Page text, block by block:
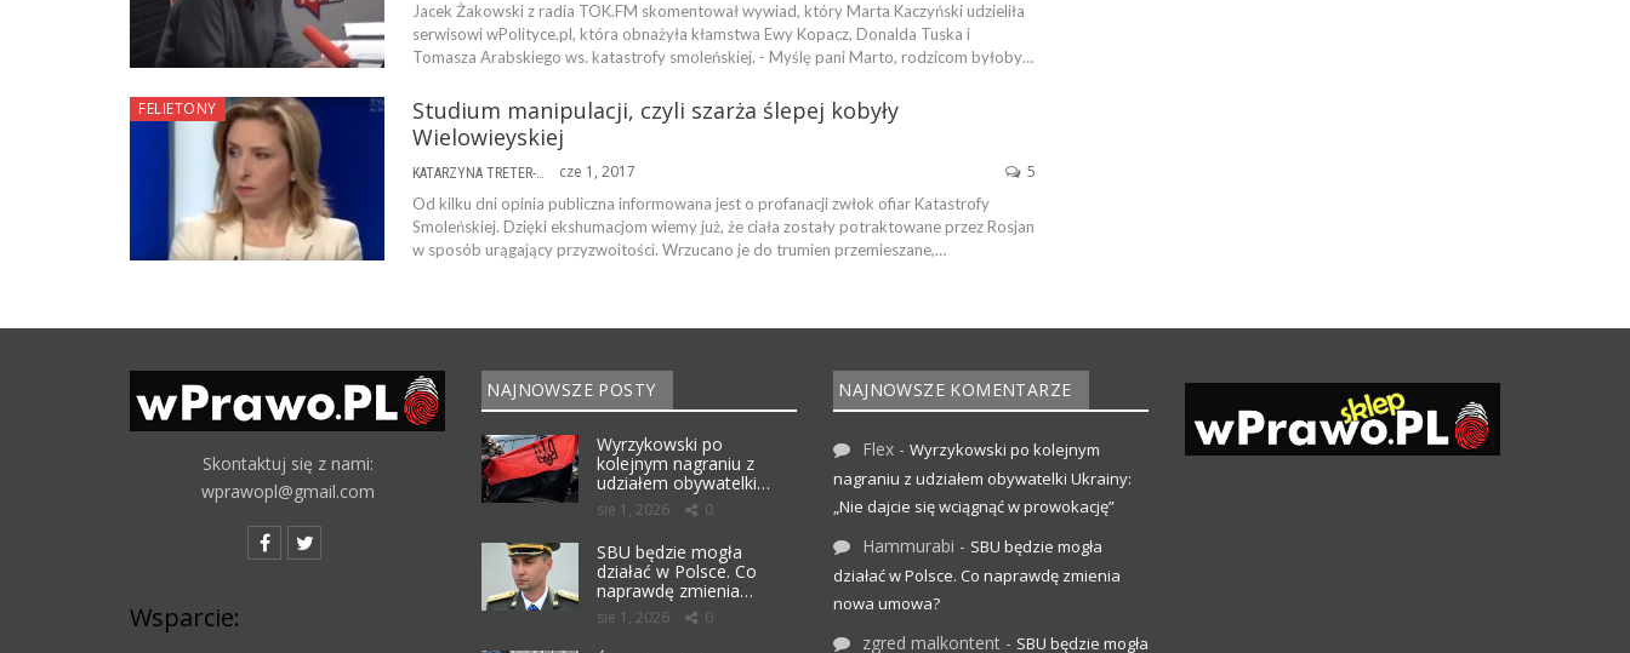
Jacek Żakowski z radia TOK.FM skomentował wywiad, który Marta Kaczyński udzieliła
serwisowi wPolityce.pl, która obnażyła kłamstwa Ewy Kopacz, Donalda Tuska i
Tomasza Arabskiego ws. katastrofy smoleńskiej. - Myślę pani Marto, rodzicom byłoby…
FELIETONY
Studium manipulacji, czyli szarża ślepej kobyły
Wielowieyskiej
KATARZYNA TRETER-SIERPIŃSKA cze 1, 2017 5
Od kilku dni opinia publiczna informowana jest o profanacji zwłok ofiar Katastrofy
Smoleńskiej. Dzięki ekshumacjom wiemy już, że ciała zostały potraktowane przez Rosjan
w sposób urągający przyzwoitości. Wrzucano je do trumien przemieszane,…
Skontaktuj się z nami:
wprawopl@gmail.com
Wsparcie:
NAJNOWSZE POSTY
Wyrzykowski po
kolejnym nagraniu z
udziałem obywatelki…
sie 1, 2026 0
SBU będzie mogła
działać w Polsce. Co
naprawdę zmienia…
sie 1, 2026 0
NAJNOWSZE KOMENTARZE
Flex - Wyrzykowski po kolejnym
nagraniu z udziałem obywatelki Ukrainy:
„Nie dajcie się wciągnąć w prowokację”
Hammurabi - SBU będzie mogła
działać w Polsce. Co naprawdę zmienia
nowa umowa?
zgred malkontent - SBU będzie mogła